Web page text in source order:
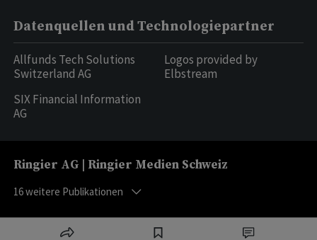
Datenquellen und Technologiepartner
Allfunds Tech Solutions
Switzerland AG
SIX Financial Information
AG
Logos provided by
Elbstream
Ringier AG | Ringier Medien Schweiz
16weitere Publikationen